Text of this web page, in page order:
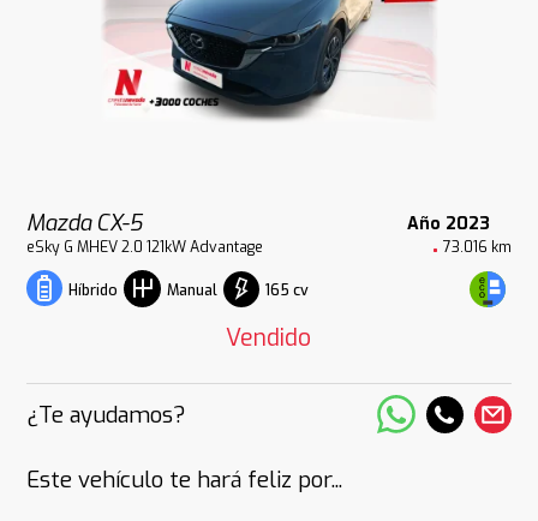
Mazda CX-5 Año 2023
eSky G MHEV 2.0 121kW Advantage 73.016 km
Híbrido Manual 165 cv
Vendido
¿Te ayudamos?
Este vehículo te hará feliz por...